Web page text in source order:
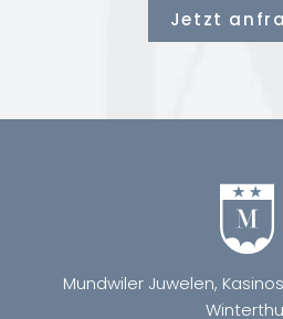
Jetzt
Mundwiler Juwelen,